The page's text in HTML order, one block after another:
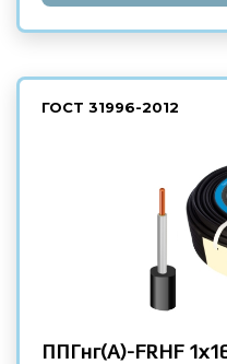
ГОСТ 31996-2012
ППГнг(А)-FRHF